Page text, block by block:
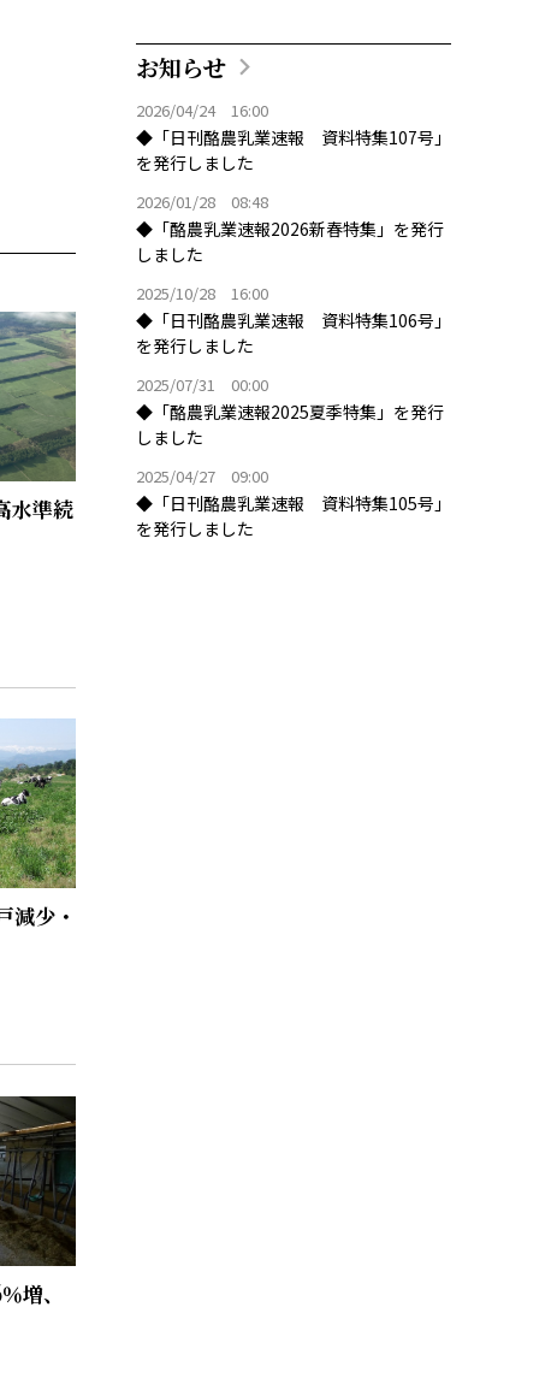
水準続
減少・
増、
お知らせ
2026/04/24 16:00
◆「日刊酪農乳業速報 資料特集107号」
を発行しました
2026/01/28 08:48
◆「酪農乳業速報2026新春特集」を発行
しました
2025/10/28 16:00
◆「日刊酪農乳業速報 資料特集106号」
を発行しました
2025/07/31 00:00
◆「酪農乳業速報2025夏季特集」を発行
しました
2025/04/27 09:00
◆「日刊酪農乳業速報 資料特集105号」
を発行しました